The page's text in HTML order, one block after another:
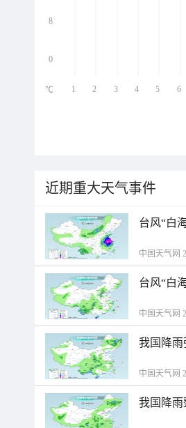
8
0
1 2 3 4 5 6
℃
近期重大天气事件
台风“白
中国天气网
台风“白
中国天气网
我国降
中国天气网
我国降雨